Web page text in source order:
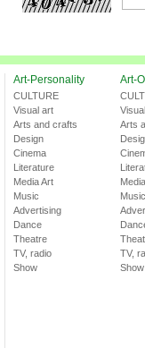
Art-Personality
CULTURE
Visual art
Arts and crafts
Design
Cinema
Literature
Media Art
Music
Advertising
Dance
Theatre
TV, radio
Show
Art-
Arts
Music
TV,
Show